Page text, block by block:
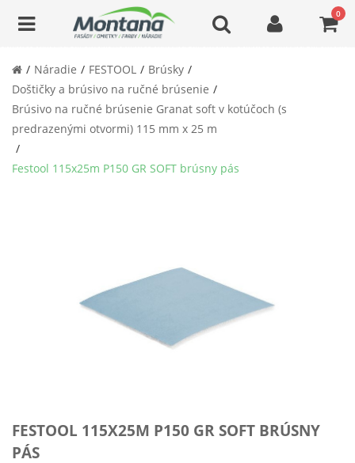
0
Náradie FESTOOL
Brúsky
Doštičky a brúsivo na ručné brúsenie
Brúsivo na ručné brúsenie Granat soft v kotúčoch (s
predrazenými otvormi) 115 mm x 25 m
Festool 115x25m P150 GR SOFT brúsny pás
FESTOOL 115X25M P150 GR SOFT BRÚSNY
PÁS